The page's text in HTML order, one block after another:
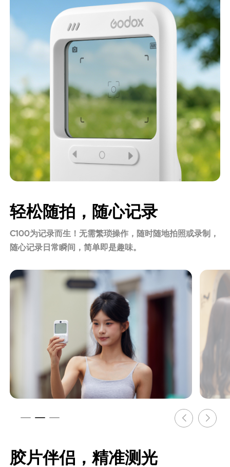
轻松随拍，随心记录
C100为记录而生！无需繁琐操作，随时随地拍照或录制，
随心记录日常瞬间，简单即是趣味。
胶片伴侣，精准测光